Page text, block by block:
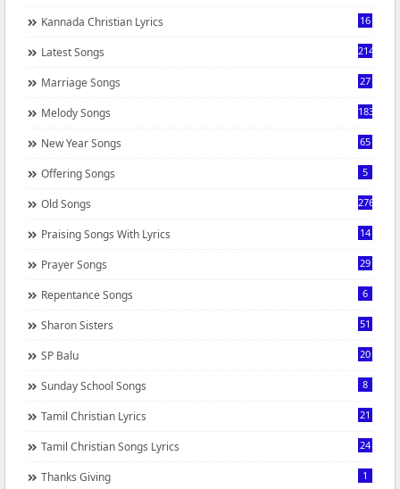
Kannada Christian Lyrics 16
Latest Songs 214
Marriage Songs 27
Melody Songs 183
New Year Songs 65
Offering Songs 5
Old Songs 276
Praising Songs With Lyrics 14
Prayer Songs 29
Repentance Songs 6
Sharon Sisters 51
SP Balu 20
Sunday School Songs 8
Tamil Christian Lyrics 21
Tamil Christian Songs Lyrics 24
Thanks Giving 1